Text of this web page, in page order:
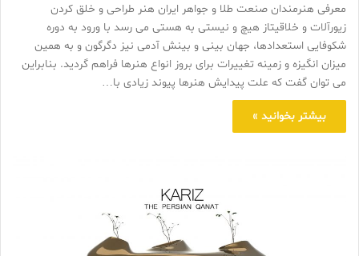
معرفی هنرمندان صنعت طلا و جواهر ایران هنر طراحی و خلق کردن
زیورآلات و خلاقیتاز هیچ و نیستی به هستی می رسد با ورود به دوره
شکوفایی استعدادها، جهان بینی و بینش آدمی نیز دگرگون و به همین
میزان انگیزه و زمینه تغییرات برای بروز انواع هنرها فراهم گردید. بنابراین
می توان گفت که علت پیدایش هنرها پیوند زیادی با…
بیشتر بخوانید »